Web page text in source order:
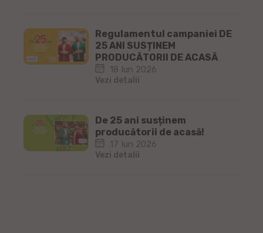
Regulamentul campaniei DE
25 ANI SUSȚINEM
PRODUCĂTORII DE ACASĂ
18 Iun 2026
Vezi detalii
De 25 ani susținem
producătorii de acasă!
17 Iun 2026
Vezi detalii